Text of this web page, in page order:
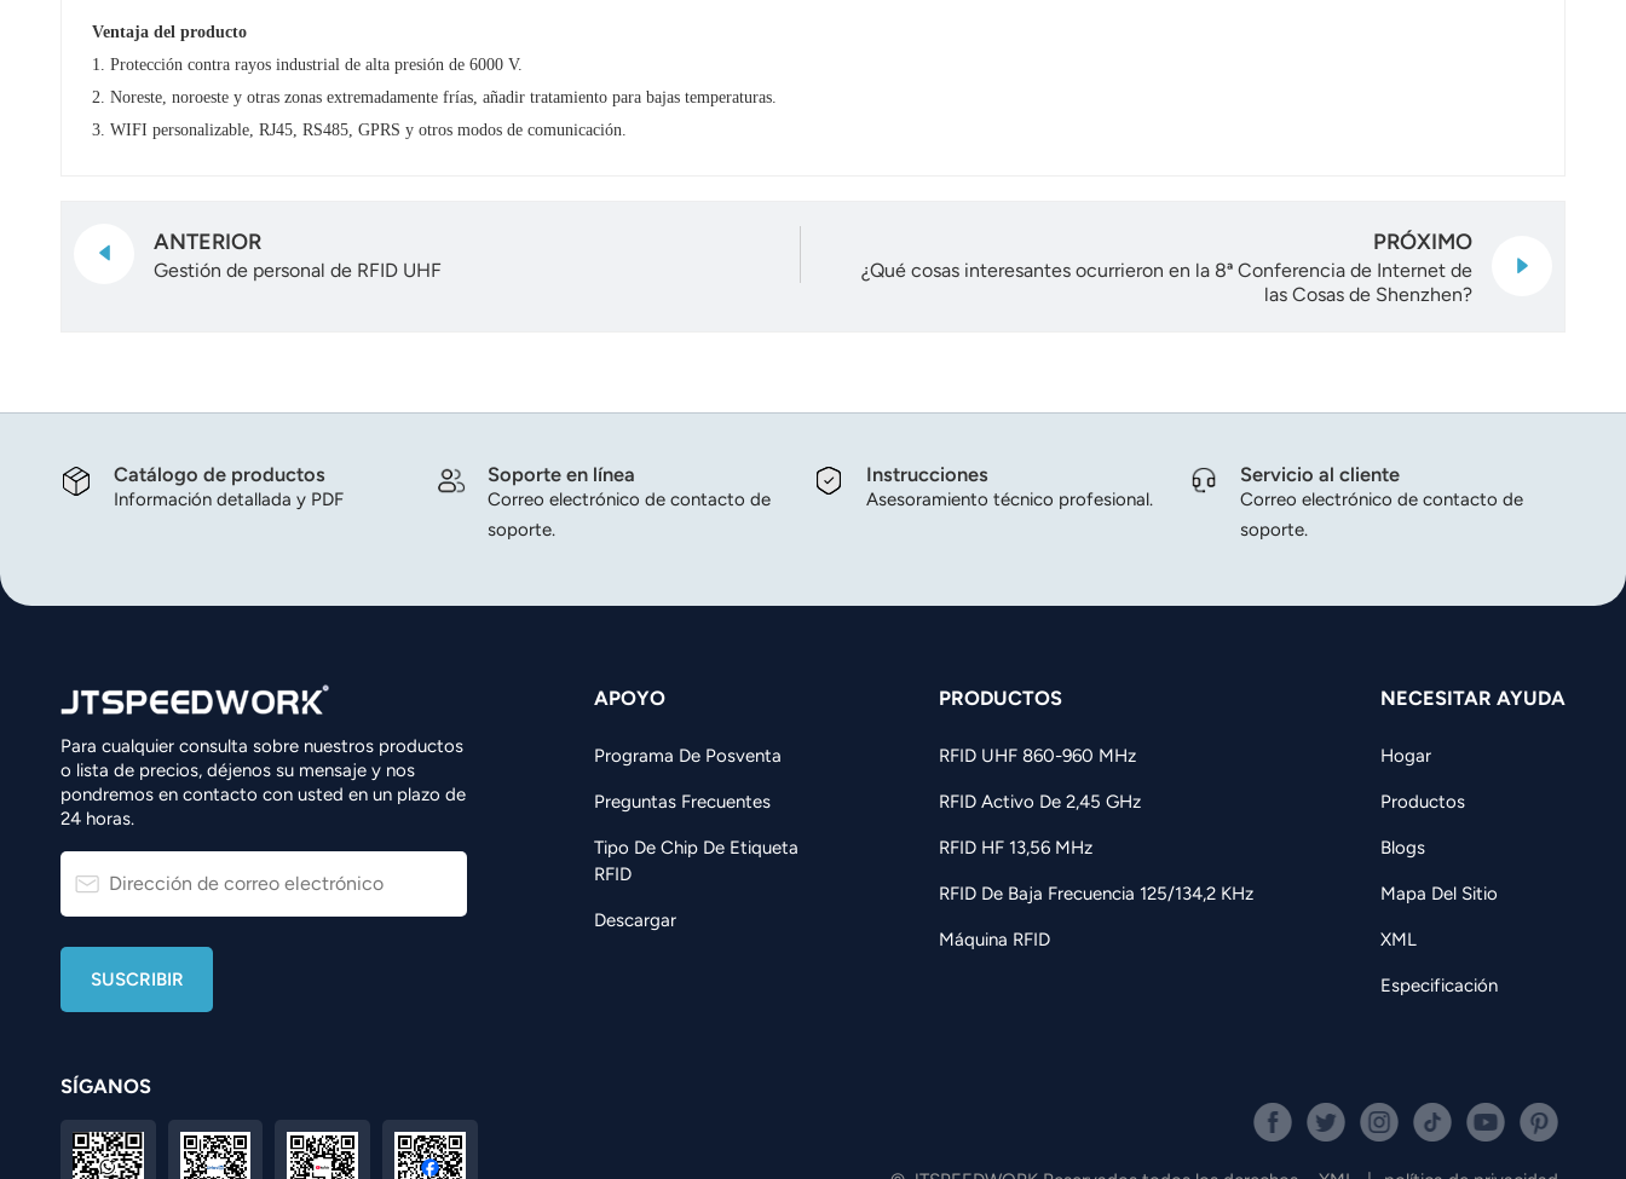
Ventaja del producto
1. Protección contra rayos industrial de alta presión de 6000 V.
2. Noreste, noroeste y otras zonas extremadamente frías, añadir tratamiento para bajas temperaturas.
3. WIFI personalizable, RJ45, RS485, GPRS y otros modos de comunicación.
ANTERIOR
Gestión de personal de RFID UHF
PRÓXIMO
¿Qué cosas interesantes ocurrieron en la 8ª Conferencia de Internet de
las Cosas de Shenzhen?
Catálogo de productos
Información detallada y PDF
Soporte en línea
Correo electrónico de contacto de
soporte.
Instrucciones
Asesoramiento técnico profesional.
Servicio al cliente
Correo electrónico de contacto de
soporte.
Para cualquier consulta sobre nuestros productos
o lista de precios, déjenos su mensaje y nos
pondremos en contacto con usted en un plazo de
24 horas.
APOYO
Programa De Posventa
Preguntas Frecuentes
Tipo De Chip De Etiqueta
RFID
Descargar
PRODUCTOS
RFID UHF 860-960 MHz
RFID Activo De 2,45 GHz
RFID HF 13,56 MHz
RFID De Baja Frecuencia 125/134,2 KHz
Máquina RFID
NECESITAR AYUDA
Hogar
Productos
Blogs
Mapa Del Sitio
XML
Especificación
SÍGANOS